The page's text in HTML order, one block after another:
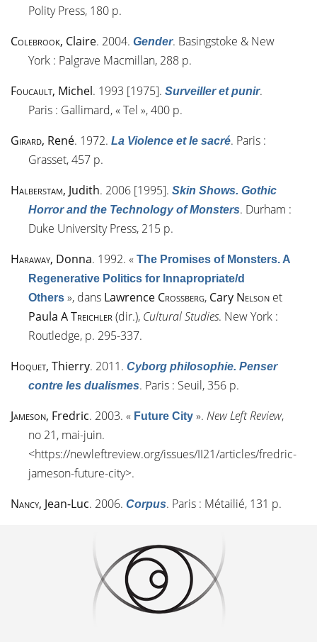
Polity Press, 180 p.
Colebrook, Claire. 2004. Gender. Basingstoke & New
York : Palgrave Macmillan, 288 p.
Foucault, Michel. 1993 [1975]. Surveiller et punir.
Paris : Gallimard, « Tel », 400 p.
Girard, René. 1972. La Violence et le sacré. Paris :
Grasset, 457 p.
Halberstam, Judith. 2006 [1995]. Skin Shows. Gothic
Horror and the Technology of Monsters. Durham :
Duke University Press, 215 p.
Haraway, Donna. 1992. « The Promises of Monsters. A
Regenerative Politics for Innapropriate/d
Others », dans Lawrence Crossberg, Cary Nelson et
Paula ATreichler(dir.), Cultural Studies. New York :
Routledge, p. 295-337.
Hoquet, Thierry. 2011. Cyborg philosophie. Penser
contre les dualismes. Paris : Seuil, 356 p.
Jameson, Fredric. 2003. « Future City ». New Left Review,
no 21, mai-juin.
<https://newleftreview.org/issues/II21/articles/fredric-
jameson-future-city>.
Nancy, Jean-Luc. 2006. Corpus. Paris : Métailié, 131 p.